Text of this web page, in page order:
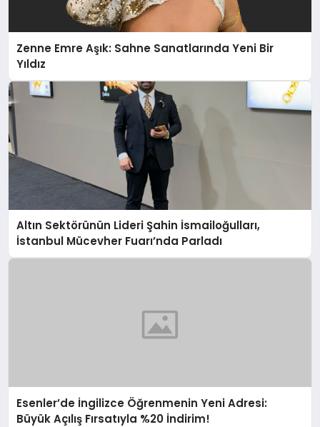
Zenne Emre Aşık: Sahne Sanatlarında Yeni Bir
Yıldız
Altın Sektörünün Lideri Şahin İsmailoğulları,
İstanbul Mücevher Fuarı’nda Parladı ￼
Esenler’de İngilizce Öğrenmenin Yeni Adresi:
Büyük Açılış Fırsatıyla %20 İndirim!